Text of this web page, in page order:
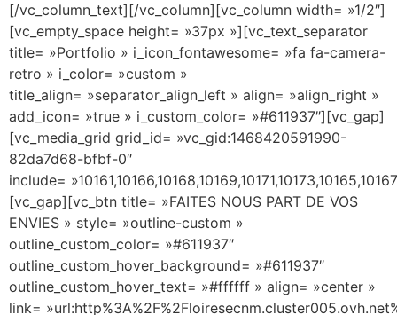
[/vc_column_text][/vc_column][vc_column width= »1/2″]
[vc_empty_space height= »37px »][vc_text_separator
title= »Portfolio » i_icon_fontawesome= »fa fa-camera-
retro » i_color= »custom »
title_align= »separator_align_left » align= »align_right »
add_icon= »true » i_custom_color= »#611937″][vc_gap]
[vc_media_grid grid_id= »vc_gid:1468420591990-
82da7d68-bfbf-0″
include=
[vc_gap][vc_btn title= »FAITES NOUS PART DE VOS
ENVIES » style= »outline-custom »
outline_custom_color= »#611937″
outline_custom_hover_background= »#611937″
outline_custom_hover_text= »#ffffff » align= »center »
link=